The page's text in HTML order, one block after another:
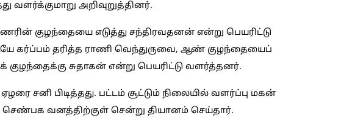
வளர்க்குமாறு அறிவுறுத்தினர்.
குழந்தையை எடுத்து சந்திரவதனன் என்று பெயரிட்டு
கர்ப்பம் தரித்த ராணி வெந்துருவை, ஆண் குழந்தையைப்
சுதாகன் என்று பெயரிட்டு வளர்த்தனர்.
சனி பிடித்தது. பட்டம் சூட்டும் நிலையில் வளர்ப்பு மகன்
வனத்திற்குள் சென்று தியானம் செய்தார்.